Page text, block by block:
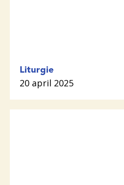
Liturgie
20 april 2025